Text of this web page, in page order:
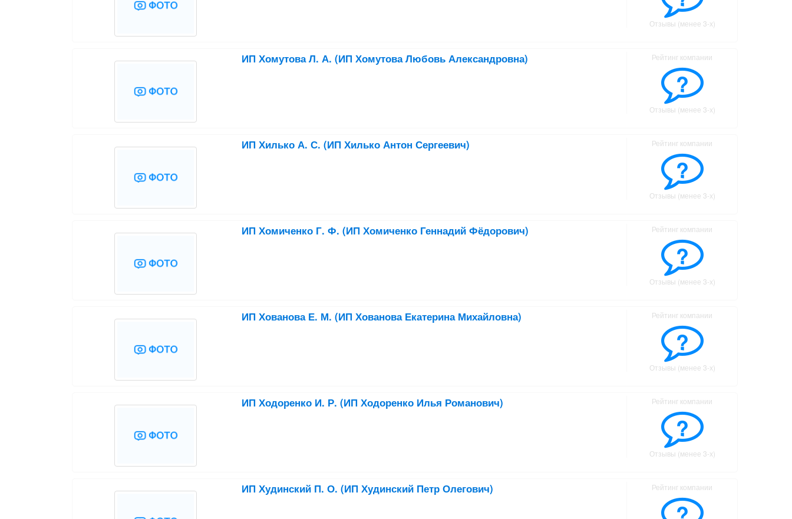
Отзывы (менее 3-х)
ИП Хомутова Л. А. (ИП Хомутова Любовь Александровна) Рейтинг компании
?
Отзывы (менее 3-х)
ИП Хилько А. С. (ИП Хилько Антон Сергеевич) Рейтинг компании
?
Отзывы (менее 3-х)
ИП Хомиченко Г. Ф. (ИП Хомиченко Геннадий Фёдорович) Рейтинг компании
?
Отзывы (менее 3-х)
ИП Хованова Е. М. (ИП Хованова Екатерина Михайловна) Рейтинг компании
?
Отзывы (менее 3-х)
ИП Ходоренко И. Р. (ИП Ходоренко Илья Романович) Рейтинг компании
?
Отзывы (менее 3-х)
ИП Худинский П. О. (ИП Худинский Петр Олегович) Рейтинг компании